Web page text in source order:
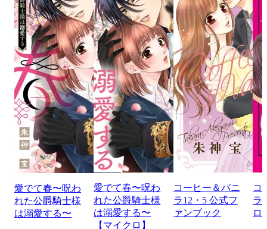
愛でて春〜呪わ
れた公爵騎士様
は溺愛する〜
愛でて春〜呪わ
れた公爵騎士様
は溺愛する〜
【マイクロ】
コーヒー＆バニ
ラ12・5 公式フ
ァンブック
コ
ラ
ロ